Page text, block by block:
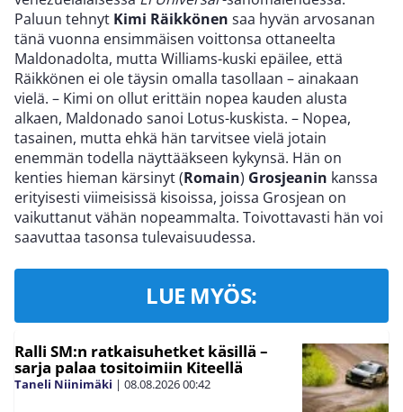
Paluun tehnyt Kimi Räikkönen saa hyvän arvosanan
tänä vuonna ensimmäisen voittonsa ottaneelta
Maldonadolta, mutta Williams-kuski epäilee, että
Räikkönen ei ole täysin omalla tasollaan – ainakaan
vielä. – Kimi on ollut erittäin nopea kauden alusta
alkaen, Maldonado sanoi Lotus-kuskista. – Nopea,
tasainen, mutta ehkä hän tarvitsee vielä jotain
enemmän todella näyttääkseen kykynsä. Hän on
kenties hieman kärsinyt (Romain) Grosjeanin kanssa
erityisesti viimeisissä kisoissa, joissa Grosjean on
vaikuttanut vähän nopeammalta. Toivottavasti hän voi
saavuttaa tasonsa tulevaisuudessa.
LUE MYÖS:
Ralli SM:n ratkaisuhetket käsillä –
sarja palaa tositoimiin Kiteellä
Taneli Niinimäki | 08.08.202600:42